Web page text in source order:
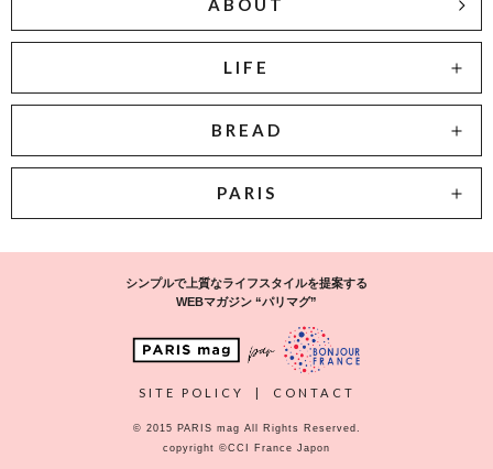
LIFE
BREAD
PARIS
シンプルで上質なライフスタイルを提案する
WEBマガジン “パリマグ”
SITE POLICY | CONTACT
© 2015 PARIS mag All Rights Reserved.
copyright ©CCI France Japon